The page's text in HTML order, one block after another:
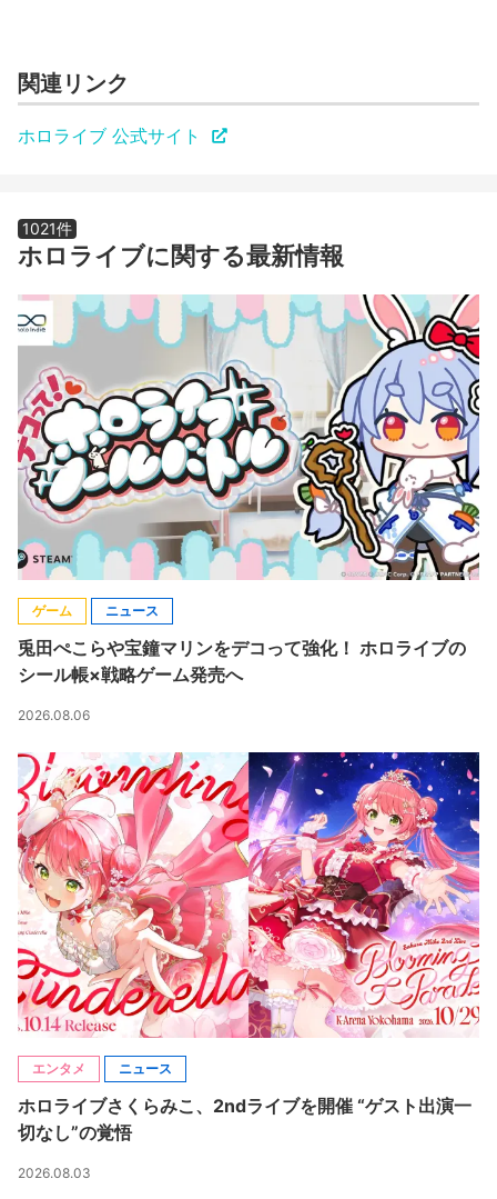
関連リンク
ホロライブ 公式サイト
1021件
ホロライブに関する最新情報
ゲーム ニュース
兎田ぺこらや宝鐘マリンをデコって強化！ ホロライブの
シール帳×戦略ゲーム発売へ
2026.08.06
エンタメ ニュース
ホロライブさくらみこ、2ndライブを開催 “ゲスト出演一
切なし”の覚悟
2026.08.03